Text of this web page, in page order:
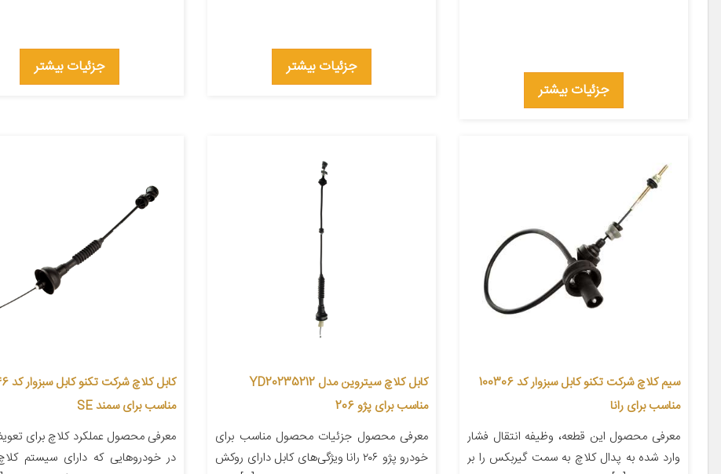
جزئیات بیشتر
جزئیات بیشتر جزئیات بیشتر
سیم کلاچ شرکت تکنو کابل سبزوار کد 100306
مناسب برای رانا
معرفی محصول این قطعه، وظیفه انتقال فشار
وارد شده به پدال کلاچ به سمت گیربکس را بر
کابل کلاچ سیتروین مدل YD20235212
مناسب برای پژو 206
معرفی محصول جزئیات محصول مناسب برای
خودرو پژو ۲۰۶ رانا ویژگی‌های کابل دارای روکش
کابل
مناسب برای سمند SE
معرفی محصول عملکرد کلاچ برای
در خودروهایی که دارای سیستم